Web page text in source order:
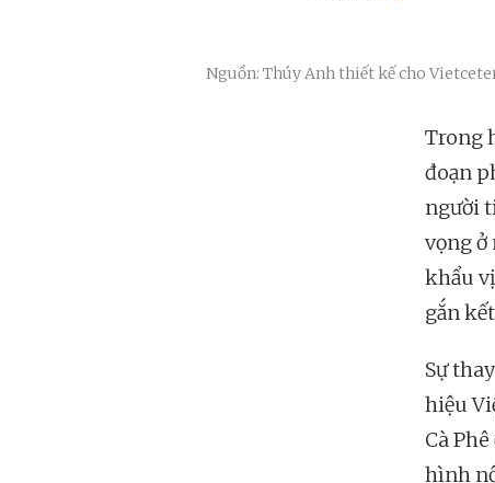
Nguồn: Thúy Anh thiết kế cho
Trong
đoạn
người
vọng ở
khẩu
gắn
Sự
hiệu
Cà
hình